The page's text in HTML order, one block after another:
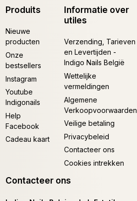
Produits
Nieuwe
producten
Onze
bestsellers
Instagram
Youtube
Indigonails
Help
Facebook
Cadeau kaart
Informatie over
utiles
Verzending, Tarieven
en Levertijden -
Indigo Nails België
Wettelijke
vermeldingen
Algemene
Verkoopvoorwaarden
Veilige betaling
Privacybeleid
Contacteer ons
Cookies intrekken
Contacteer ons